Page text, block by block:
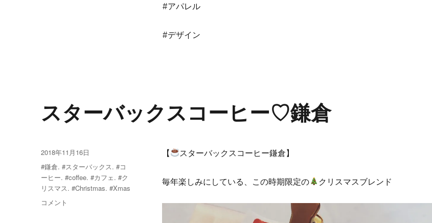
#アパレル
#デザイン
スターバックスコーヒー♡鎌倉
【 スターバックスコーヒー鎌倉】
毎年楽しみにしている、この時期限定の クリスマスブレンド
投
稿
日:
2018年11月16日
タ
グ
#鎌倉. #スターバックス. #コ
ーヒー. #coffee. #カフェ. #ク
リスマス. #Christmas. #Xmas
ス
コメント